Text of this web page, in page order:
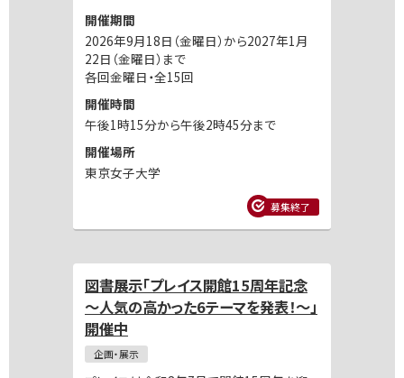
開催期間
2026年9月18日（金曜日）から2027年1月
22日（金曜日）まで
各回金曜日・全15回
開催時間
午後1時15分から午後2時45分まで
開催場所
東京女子大学
募集終了
図書展示「プレイス開館15周年記念
～人気の高かった6テーマを発表！～」
開催中
企画・展示